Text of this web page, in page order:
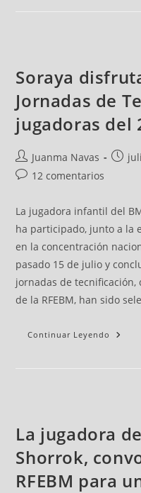
Soraya
Jornadas de
jugadoras del
Juanma Navas
12 comentarios
La jugadora infantil del
ha participado, junto a la
en la concentración
pasado 15 de julio y
jornadas de tecnificación,
de la RFEBM, han sido
Continuar Leyendo
La jugadora
Shorrok,
RFEBM para